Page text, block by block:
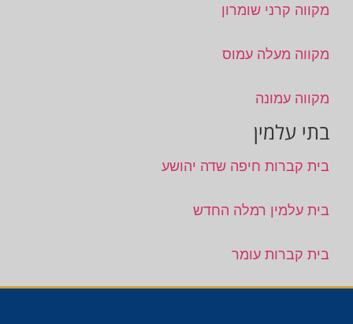
מקווה קרני שומרון
מקווה מעלה עמוס
מקווה עמונה
בתי עלמין
בית קברות חיפה שדה יהושע
בית עלמין רמלה החדש
בית קברות עומר